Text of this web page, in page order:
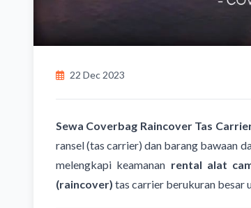
22 Dec 2023
Sewa Coverbag Raincover Tas
ransel (tas carrier) dan barang bawaan
melengkapi keamanan rental alat
(raincover) tas carrier berukuran besar